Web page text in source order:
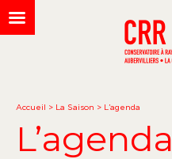
Accueil > La Saison > L’agenda
L’agenda